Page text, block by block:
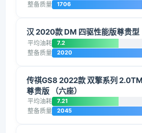
整备质量 1706
汉 2020款 DM 四驱性能版尊贵型
平均油耗 7.2
整备质量 2020
传祺GS8 2022款 双擎系列
尊贵版 （六座）
平均油耗 7.21
整备质量 2045